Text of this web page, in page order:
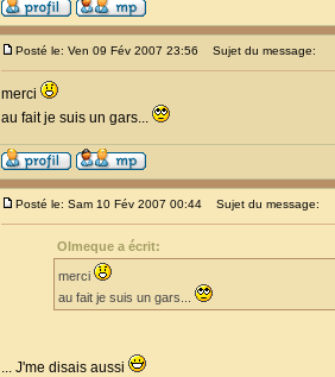
Posté le: Ven 09 Fév 2007 23:56 Sujet du message:
merci
au fait je suis un gars...
Posté le: Sam 10 Fév 2007 00:44 Sujet du message:
Olmeque a écrit:
merci
au fait je suis un gars...
... J'me disais aussi